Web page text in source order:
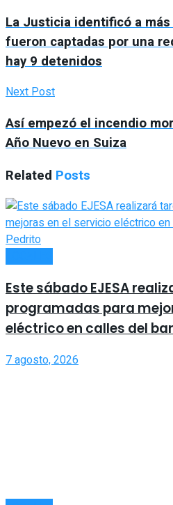
La Justicia identificó a
fueron captadas por una
hay 9 detenidos
Next Post
Así empezó el incendio
Año Nuevo en Suiza
Related Posts
Este sábado EJESA
programadas para
eléctrico en calles del
7 agosto, 2026